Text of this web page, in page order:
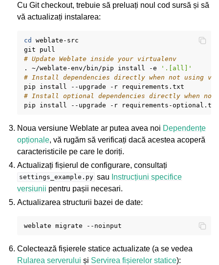
Cu Git checkout, trebuie să preluați noul cod sursă și să
vă actualizați instalarea:
cd
weblate-src
git
# Update Weblate inside your virtualenv
.
~/weblate-env/bin/pip install -e
'.[all]'
# Install dependencies directly when not using
pip
install --upgrade -r
# Install optional dependencies directly when
pip
install --upgrade -r
Noua versiune Weblate ar putea avea noi Dependențe
opționale, vă rugăm să verificați dacă acestea acoperă
caracteristicile pe care le doriți.
Actualizați fișierul de configurare, consultați
settings_example.py sau Instrucțiuni specifice
versiunii pentru pașii necesari.
Actualizarea structurii bazei de date:
weblate migrate
Colectează fișierele statice actualizate (a se vedea
Rularea serverului și Servirea fișierelor statice):